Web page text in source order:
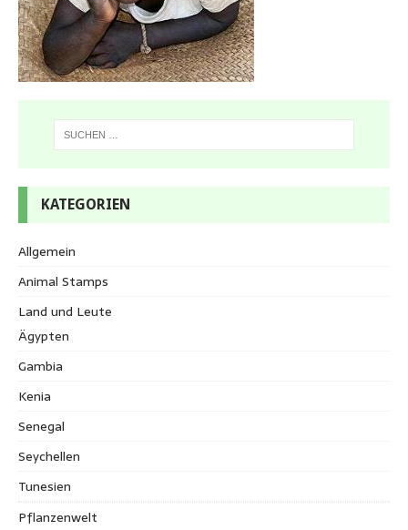
KATEGORIEN
Allgemein
Animal Stamps
Land und Leute
Ägypten
Gambia
Kenia
Senegal
Seychellen
Tunesien
Pflanzenwelt